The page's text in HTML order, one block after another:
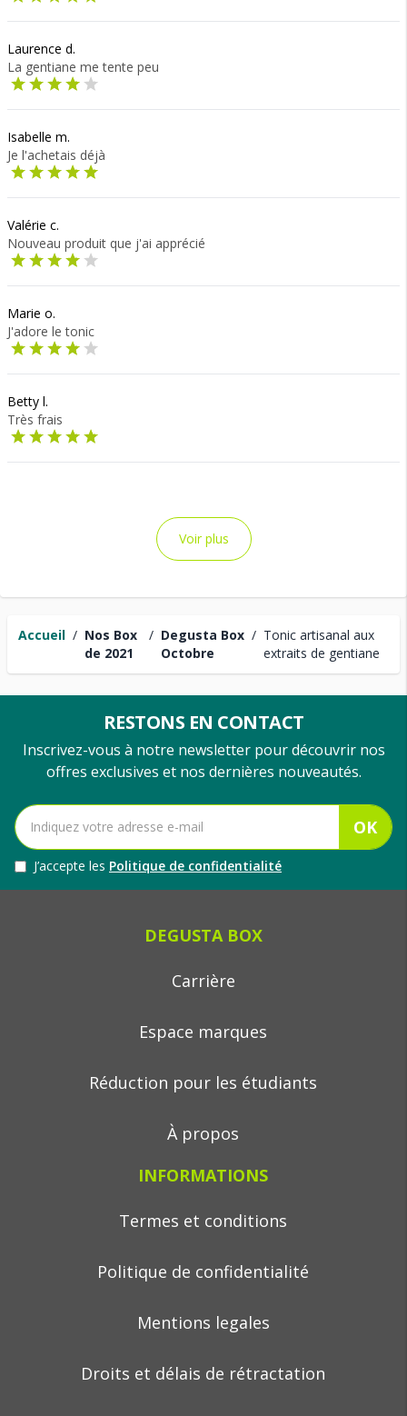
Accueil / Nos Box
de 2021
/ Degusta Box
Octobre
/ Tonic artisanal aux
extraits de gentiane
Laurence d.
La gentiane me tente peu
Isabelle m.
Je l'achetais déjà
Valérie c.
Nouveau produit que j'ai apprécié
Marie o.
J'adore le tonic
Betty l.
Très frais
Voir plus
RESTONS EN CONTACT
Inscrivez-vous à notre newsletter pour découvrir nos
offres exclusives et nos dernières nouveautés.
OK
J’accepte les Politique de confidentialité
DEGUSTA BOX
Carrière
Espace marques
Réduction pour les étudiants
À propos
INFORMATIONS
Termes et conditions
Politique de confidentialité
Mentions legales
Droits et délais de rétractation